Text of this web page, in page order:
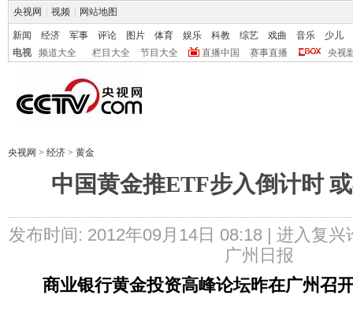
央视网 视频 网站地图
新闻 经济 军事 评论 图片 体育 娱乐 科教 综艺 戏曲 音乐
少儿
电视
频道大全 栏目大全 节目大全 直播中国 赛事直播 央视
央视网 > 经济 > 黄金
中国黄金推ETF步入倒计时
发布时间: 2012年09月14日 08:18 | 进入复兴
广州日报
商业银行黄金投资高峰论坛昨在广州召